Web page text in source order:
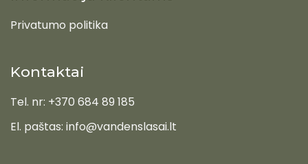
Kontaktai
Tel. nr: +370 684 89 185
El. paštas: info@vandenslasai.lt
Privatumo politika